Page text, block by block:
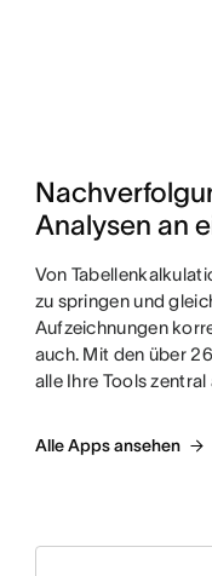
Analysen an
Von
zu springen und
Aufzeichnungen
auch. Mit den über
alle Ihre Tools
Alle Apps ansehen